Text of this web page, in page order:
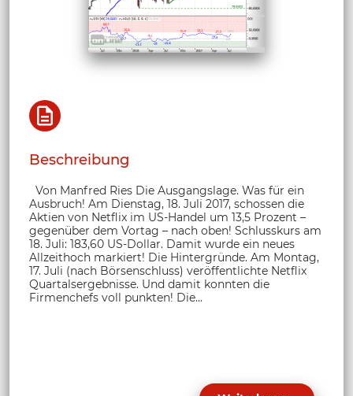
Beschreibung
Von Manfred Ries Die Ausgangslage. Was für ein
Ausbruch! Am Dienstag, 18. Juli 2017, schossen die
Aktien von Netflix im US-Handel um 13,5 Prozent –
gegenüber dem Vortag – nach oben! Schlusskurs am
18. Juli: 183,60 US-Dollar. Damit wurde ein neues
Allzeithoch markiert! Die Hintergründe. Am Montag,
17. Juli (nach Börsenschluss) veröffentlichte Netflix
Quartalsergebnisse. Und damit konnten die
Firmenchefs voll punkten! Die...